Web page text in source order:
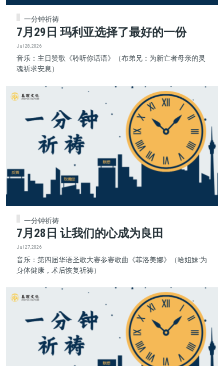
一分钟祈祷
7月29日 玛利亚选择了最好的一份
Jul 28, 2026
音乐：主日赞歌《聆听你话语》（布弟兄：为新亡者母亲的灵
魂祈求安息）
一分钟祈祷
7月28日 让我们的心成为良田
Jul 27, 2026
音乐：第四届华语圣歌大赛参赛歌曲《菲洛美娜》（哈姐妹:为
身体健康，术后恢复祈祷）